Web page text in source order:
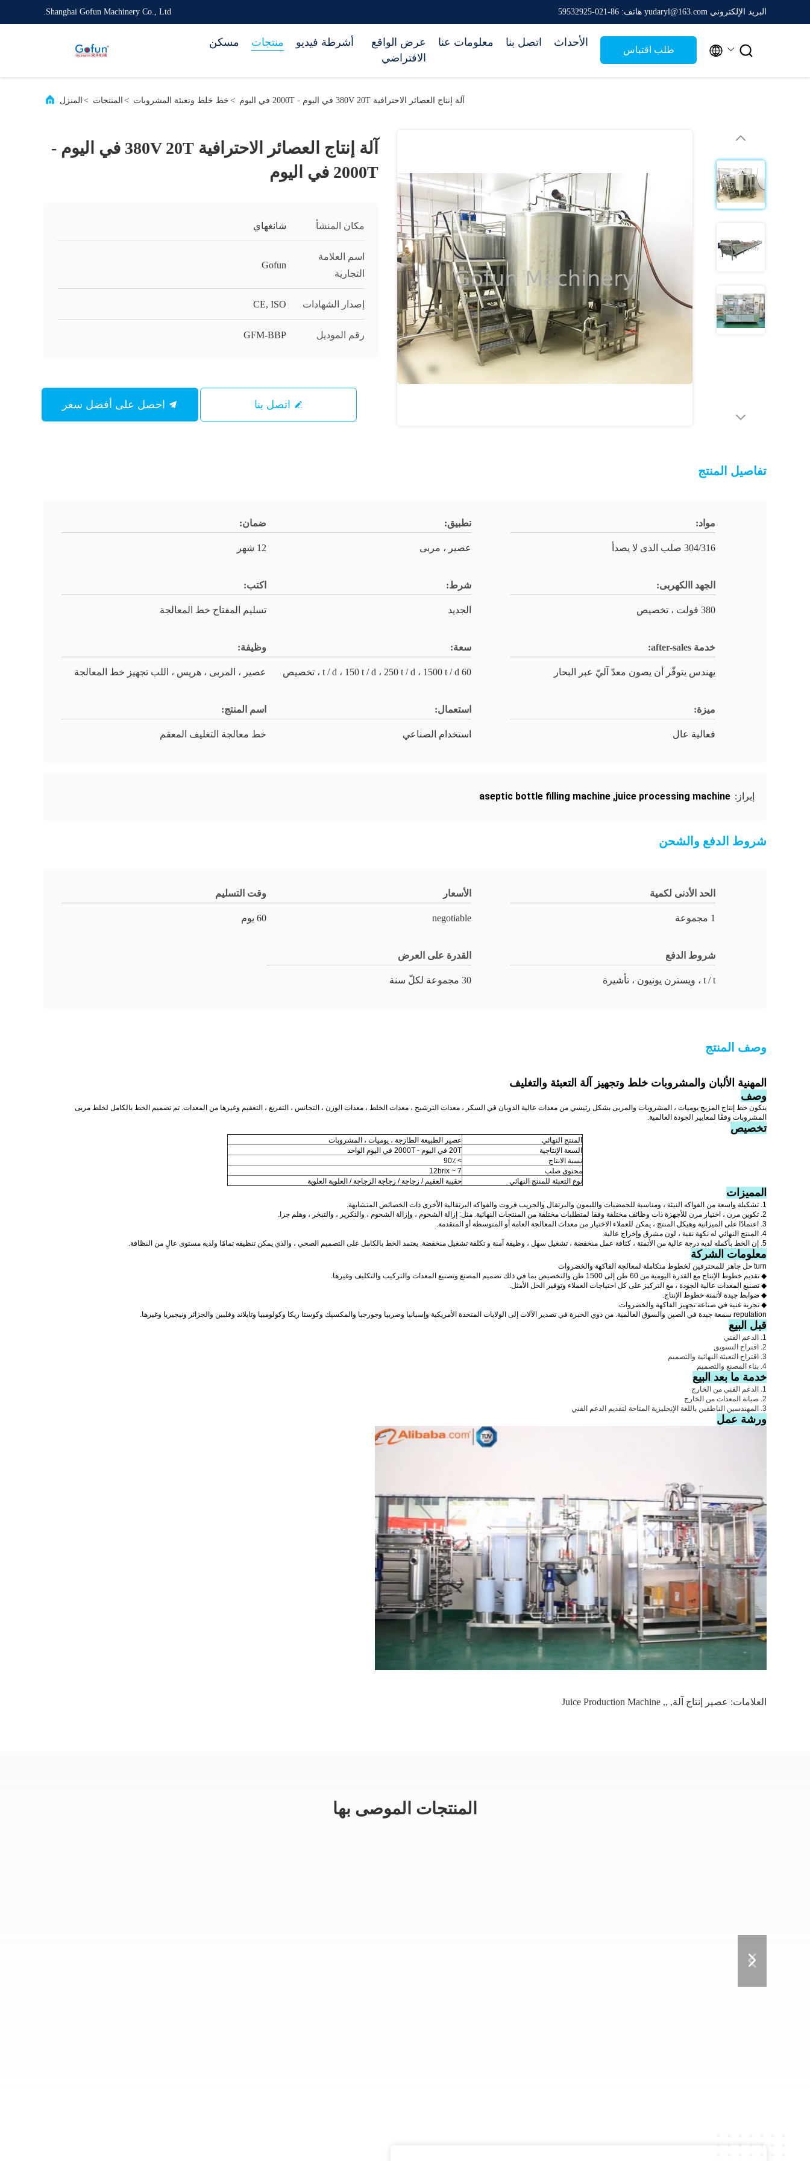
Shanghai Gofun Machinery Co., Ltd. البريد الإلكتروني yudaryl@163.com هاتف: 86-021-59532925
مسكن منتجات أشرطة فيديو
عرض الواقع
الافتراضي
معلومات عنا اتصل بنا الأحداث
طلب اقتباس  
المنزل > المنتجات > خط خلط وتعبئة المشروبات > آلة إنتاج العصائر الاحترافية 380V 20T في اليوم - 2000T في اليوم
آلة إنتاج العصائر الاحترافية 380V 20T في اليوم -
2000T في اليوم
مكان المنشأ شانغهاي
اسم العلامة
التجارية
Gofun
إصدار الشهادات CE, ISO
رقم الموديل GFM-BBP
اتصل بنا
تفاصيل المنتج
مواد:
304/316 صلب الذى لا يصدأ
تطبيق:
عصير ، مربى
ضمان:
12 شهر
الجهد االكهربى:
380 فولت ، تخصيص
شرط:
الجديد
اكتب:
تسليم المفتاح خط المعالجة
خدمة after-sales:
يهندس يتوفّر أن يصون معدّ آليّ عبر البحار
سعة:
60 t / d ، 150 t / d ، 250 t / d ، 1500 t / d ، تخصيص
وظيفة:
عصير ، المربى ، هريس ، اللب تجهيز خط المعالجة
ميزة:
فعالية عال
استعمال:
استخدام الصناعي
اسم المنتج:
خط معالجة التغليف المعقم
إبراز: juice processing machine
,
aseptic bottle filling machine
شروط الدفع والشحن
الحد الأدنى لكمية
1 مجموعة
الأسعار
negotiable
وقت التسليم
60 يوم
شروط الدفع
t / t ، ويسترن يونيون ، تأشيرة
القدرة على العرض
30 مجموعة لكلّ سنة
وصف المنتج
المهنية الألبان والمشروبات خلط وتجهيز آلة التعبئة والتغليف
وصف
يتكون خط إنتاج المزيج يوميات ، المشروبات والمربى بشكل رئيسي من معدات عالية الذوبان في السكر ، معدات الترشيح ، معدات الخلط ، معدات الوزن ، التجانس ، التفريغ ، التعقيم وغيرها من المعدات. تم تصميم الخط بالكامل لخلط مربى
المشروبات وفقًا لمعايير الجودة العالمية.
تخصيص
المنتج النهائي
عصير الطبيعة الطازجة ، يوميات ، المشروبات
السعة الإنتاجية
20T في اليوم - 2000T في اليوم الواحد
نسبة الانتاج
> 90٪
محتوى صلب
7 ~ 12brix
نوع التعبئة للمنتج النهائي
حقيبة العقيم / زجاجة / زجاجة الزجاجة / العلوية العلوية
المميزات
1. تشكيلة واسعة من الفواكه النيئة ، ومناسبة للحمضيات والليمون والبرتقال والجريب فروت والفواكه البرتقالية الأخرى ذات الخصائص المتشابهة.
2. تكوين مرن ، اختيار مرن للأجهزة ذات وظائف مختلفة وفقا لمتطلبات مختلفة من المنتجات النهائية.
مثل: إزالة الشحوم ، وإزالة الشحوم ، والتكرير ، والتبخر ، وهلم جرا.
3. اعتمادًا على الميزانية وهيكل المنتج ، يمكن للعملاء الاختيار من معدات المعالجة العامة أو المتوسطة أو المتقدمة.
4. المنتج النهائي له نكهة نقية ، لون مشرق وإخراج عالية.
5. إن الخط بأكمله لديه درجة عالية من الأتمتة ، كثافة عمل منخفضة ، تشغيل سهل ، وظيفة آمنة و تكلفة تشغيل منخفضة.
يعتمد الخط بالكامل على التصميم الصحي ، والذي يمكن تنظيفه تمامًا ولديه مستوى عالٍ من النظافة.
معلومات الشركة
turn حل جاهز للمحترفين لخطوط متكاملة لمعالجة الفاكهة والخضروات
◆ تقديم خطوط الإنتاج مع القدرة اليومية من 60 طن إلى 1500 طن والتخصيص بما في ذلك تصميم المصنع وتصنيع المعدات والتركيب والتكليف وغيرها.
◆ تصنيع المعدات عالية الجودة ، مع التركيز على كل احتياجات العملاء وتوفير الحل الأمثل.
◆ ضوابط جيدة لأتمتة خطوط الإنتاج.
◆ تجربة غنية في صناعة تجهيز الفاكهة والخضروات.
reputation سمعة جيدة في الصين والسوق العالمية.
من ذوي الخبرة في تصدير الآلات إلى الولايات المتحدة الأمريكية وإسبانيا وصربيا وجورجيا والمكسيك وكوستا ريكا وكولومبيا وتايلاند وفلبين والجزائر ونيجيريا وغيرها.
قبل البيع
1. الدعم الفني
2. اقتراح التسويق
3. اقتراح التعبئة النهائية والتصميم
4. بناء المصنع والتصميم
خدمة ما بعد البيع
1. الدعم الفني من الخارج
2. صيانة المعدات من الخارج
3. المهندسين الناطقين باللغة الإنجليزية المتاحة لتقديم الدعم الفني
ورشة عمل
العلامات: عصير إنتاج آلة,
,
,
Juice Production Machine
المنتجات الموصى بها